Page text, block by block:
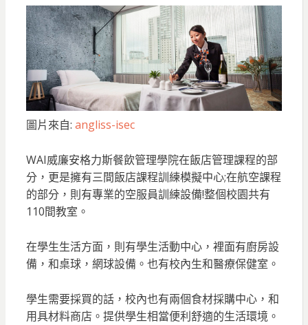
圖片來自: angliss-isec
WAI威廉安格力斯餐飲管理學院在飯店管理課程的部
分，更是擁有三間飯店課程訓練模擬中心;在航空課程
的部分，則有專業的空服員訓練設備!整個校園共有
110間教室。
在學生生活方面，則有學生活動中心，裡面有廚房設
備，和桌球，網球設備。也有校內生和醫療保健室。
學生需要採買的話，校內也有兩個食材採購中心，和
用具材料商店。提供學生相當便利舒適的生活環境。